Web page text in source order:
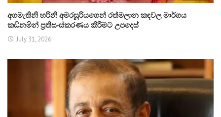
අගමැතිනි හරිනි අමරසූරියගෙන් රත්මලාන කඳවල මාර්ගය
කඩිනමින් ප්‍රතිසංස්කරණය කිරීමට උපදෙස්
July 31, 2026